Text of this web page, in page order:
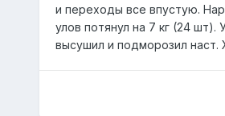
и переходы все впустую.
улов потянул на 7 кг (24
высушил и подморозил наст.